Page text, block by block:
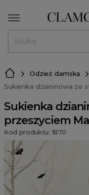
Odzież damska
Sukienka dzianinowa ze
Sukienka
przeszyciem
Kod produktu: 1870